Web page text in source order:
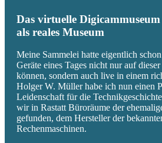
Das virtuelle
als reales Museum
Meine Sammelei hatte eigentlich
Geräte eines Tages nicht nur auf
können, sondern auch live in einem
Holger W. Müller habe ich nun einen
Leidenschaft für die
wir in Rastatt Büroräume der
gefunden, dem Hersteller der
Rechenmaschinen.